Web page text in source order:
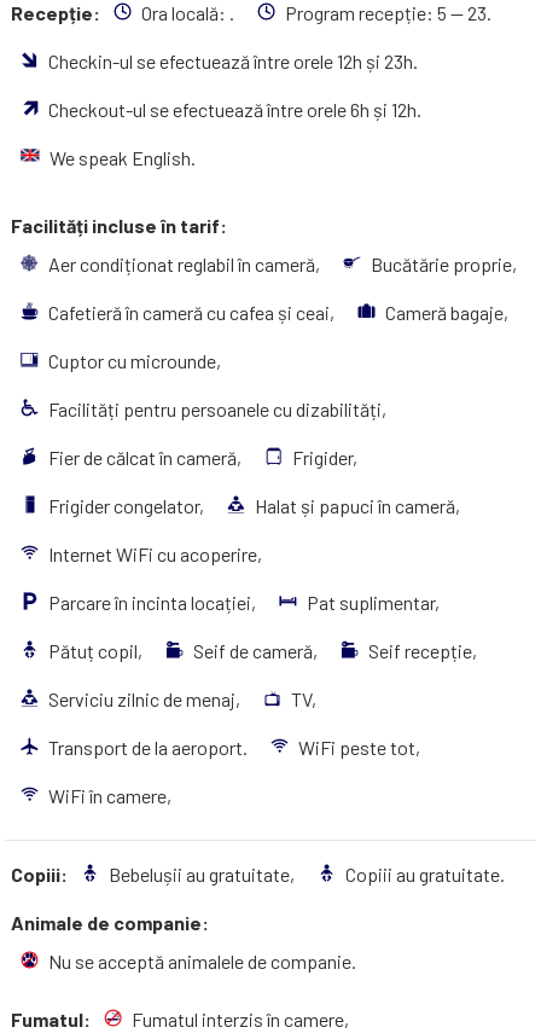
Recepție: Ora locală: . Program recepție: 5 — 23.
Checkin-ul se efectuează între orele 12h și 23h.
Checkout-ul se efectuează între orele 6h și 12h.
We speak English.
Facilități incluse în tarif:
Aer condiționat reglabil în cameră,
Bucătărie proprie,
Cafetieră în cameră cu cafea și ceai, Cameră bagaje,
Cuptor cu microunde,
Facilități pentru persoanele cu dizabilități,
Fier de călcat în cameră, Frigider,
Frigider congelator, Halat și papuci în cameră,
Internet WiFi cu acoperire,
Parcare în incinta locației, Pat suplimentar,
Pătuț copil, Seif de cameră, Seif recepție,
Serviciu zilnic de menaj, TV,
Transport de la aeroport. WiFi peste tot,
WiFi în camere,
Copiii: Bebelușii au gratuitate, Copiii au gratuitate.
Animale de companie:
Nu se acceptă animalele de companie.
Fumatul: Fumatul interzis în camere,